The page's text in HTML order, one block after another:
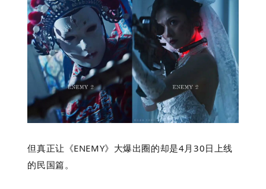
但真正让《ENEMY》大爆出圈的却是4月30日上线
的民国篇。